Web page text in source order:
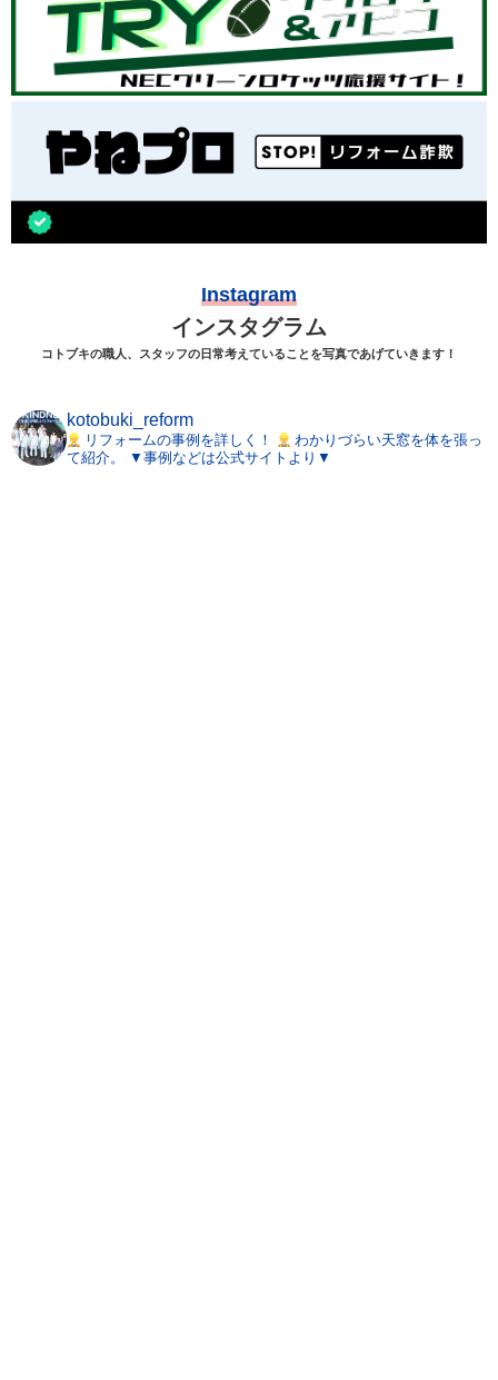
Instagram
インスタグラム
コトブキの職人、スタッフの日常考えていることを写真であげていきます！
kotobuki_reform
リフォームの事例を詳しく！
わかりづらい天窓を体を張っ
て紹介。
▼事例などは公式サイトより▼